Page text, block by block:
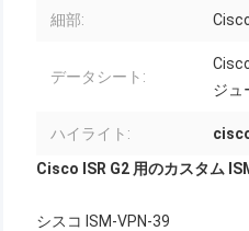
細部:
データシート:
ジュ
ハイライト:
Cisco ISR G2 用のカスタム
シスコ ISM-VPN-39